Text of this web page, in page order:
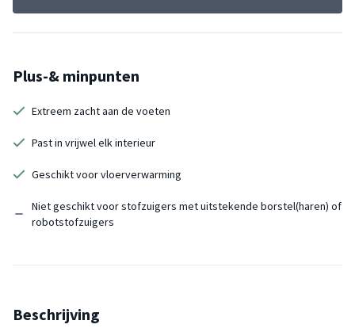
Plus-& minpunten
Extreem zacht aan de voeten
Past in vrijwel elk interieur
Geschikt voor vloerverwarming
Niet geschikt voor stofzuigers met uitstekende borstel(haren) of
robotstofzuigers
Beschrijving